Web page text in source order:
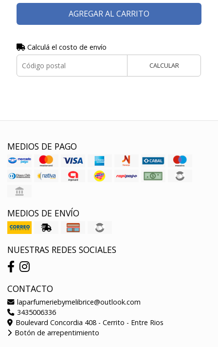
AGREGAR AL CARRITO
Calculá el costo de envío
CALCULAR
MEDIOS DE PAGO
MEDIOS DE ENVÍO
NUESTRAS REDES SOCIALES
CONTACTO
laparfumeriebymelibrice@outlook.com
3435006336
Boulevard Concordia 408 - Cerrito - Entre Rios
Botón de arrepentimiento